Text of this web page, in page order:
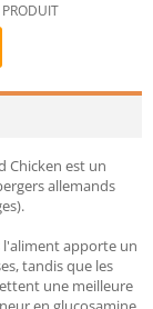
Chicken est un
allemands
apporte un
tandis que les
une meilleure